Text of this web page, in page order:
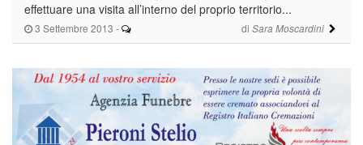
3 Settembre 2013 - di Sara Moscardini
effettuare una visita all’interno del proprio territorio...